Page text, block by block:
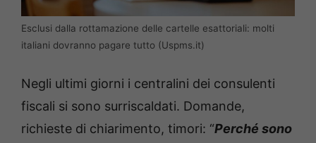
Esclusi dalla rottamazione delle cartelle esattoriali: molti
italiani dovranno pagare tutto (Uspms.it)
Negli ultimi giorni i centralini dei consulenti
fiscali si sono surriscaldati. Domande,
richieste di chiarimento, timori: “Perché sono